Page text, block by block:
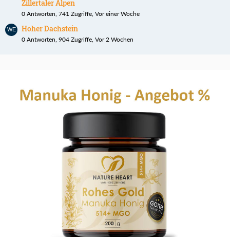
Zillertaler Alpen
0 Antworten, 741 Zugriffe, Vor einer Woche
Hoher Dachstein
0 Antworten, 904 Zugriffe, Vor 2 Wochen